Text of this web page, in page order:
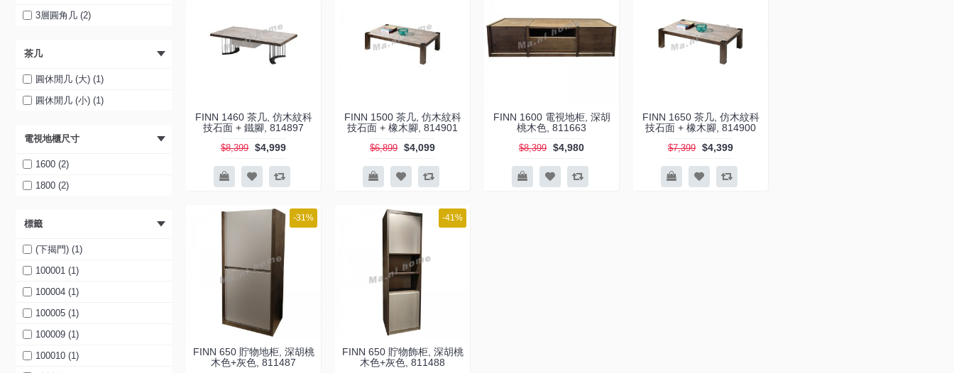
1600 兩桶四門 (1)
1200 單桶三門 (1)
1400 兩桶四門 (1)
900 兩門鞋柜 (1)
2層黃色 (1)
2層黑色 (1)
2層綠色 (1)
3層綠色 (1)
3層白+橙色 (1)
2層白+紅色 (1)
3層白+紅色 (1)
3層白+綠色 (1)
2層白+黃色 (1)
3層白+黃色 (1)
3層圓角几 (2)
茶几
圓休閒几 (大) (1)
圓休閒几 (小) (1)
電視地櫃尺寸
1600 (2)
1800 (2)
標籤
(下揭門) (1)
100001 (1)
100004 (1)
100005 (1)
100009 (1)
100010 (1)
FINN 1460 茶几, 仿木紋科
技石面 + 鐵腳, 814897
$8,399 $4,999
FINN 1500 茶几, 仿木紋科
技石面 + 橡木腳, 814901
$6,899 $4,099
FINN 1600 電視地柜, 深胡
桃木色, 811663
$8,399 $4,980
FINN 1650 茶几, 仿木紋科
技石面 + 橡木腳, 814900
$7,399 $4,399
-31%
FINN 650 貯物地柜, 深胡桃
木色+灰色, 811487
-41%
FINN 650 貯物飾柜, 深胡桃
木色+灰色, 811488